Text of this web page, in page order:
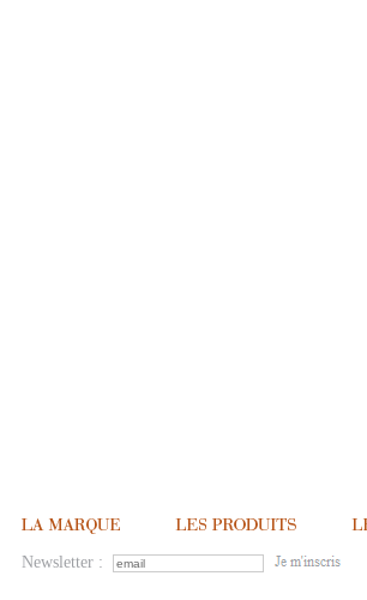
Newsletter :